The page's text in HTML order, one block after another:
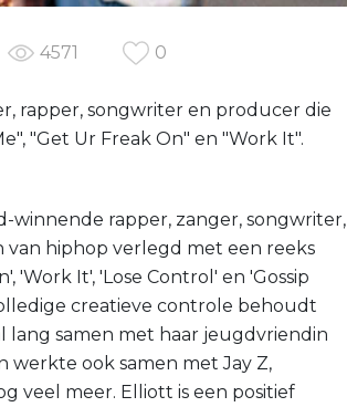
4571 0
rapper, songwriter en producer die
"Get Ur Freak On" en "Work It".
winnende rapper, zanger, songwriter,
hiphop verlegd met een reeks
'Work It', 'Lose Control' en 'Gossip
creatieve controle behoudt
lang samen met haar jeugdvriendin
werkte ook samen met Jay Z,
veel meer. Elliott is een positief